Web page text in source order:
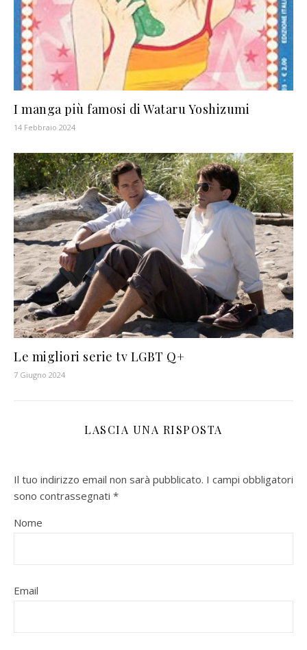
I manga più famosi di Wataru Yoshizumi
14 Febbraio 2024
Le migliori serie tv LGBT Q+
7 Giugno 2024
LASCIA UNA RISPOSTA
Il tuo indirizzo email non sarà pubblicato. I campi obbligatori
sono contrassegnati *
Nome
Email